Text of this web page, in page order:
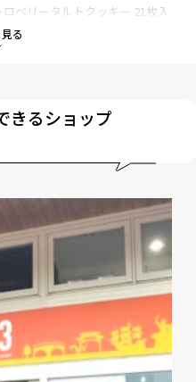
る
ベリータルトクッキー 21枚入
コラサンドクッキー 8枚入 1,000
ルド 0.5斤 1,100円」
ンボブチーズケーキ 1,350円」
プレミアム長崎ちゃんぽん・皿
デル】
3色アイスキャンディ 300円」
フルーツ味ゼリー 600円（税
城】
各種
1,080円（税込）」
きるショップ